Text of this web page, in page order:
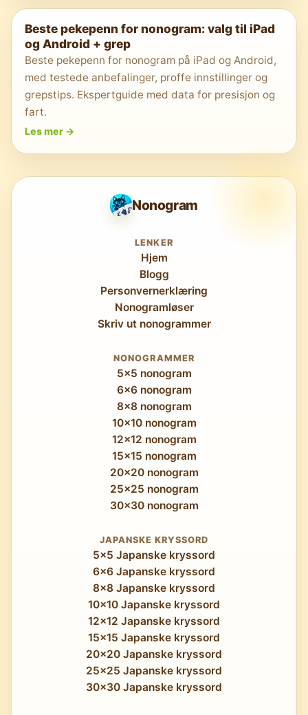
Beste pekepenn for nonogram: valg til iPad
og Android + grep
Beste pekepenn for nonogram på iPad og Android,
med testede anbefalinger, proffe innstillinger og
grepstips. Ekspertguide med data for presisjon og
fart.
Les mer ->
Nonogram
LENKER
Hjem
Blogg
Personvernerklæring
Nonogramløser
Skriv ut nonogrammer
NONOGRAMMER
5x5 nonogram
6x6 nonogram
8x8 nonogram
10x10 nonogram
12x12 nonogram
15x15 nonogram
20x20 nonogram
25x25 nonogram
30x30 nonogram
JAPANSKE KRYSSORD
5x5 Japanske kryssord
6x6 Japanske kryssord
8x8 Japanske kryssord
10x10 Japanske kryssord
12x12 Japanske kryssord
15x15 Japanske kryssord
20x20 Japanske kryssord
25x25 Japanske kryssord
30x30 Japanske kryssord